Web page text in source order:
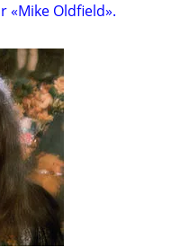
«Mike Oldfield».